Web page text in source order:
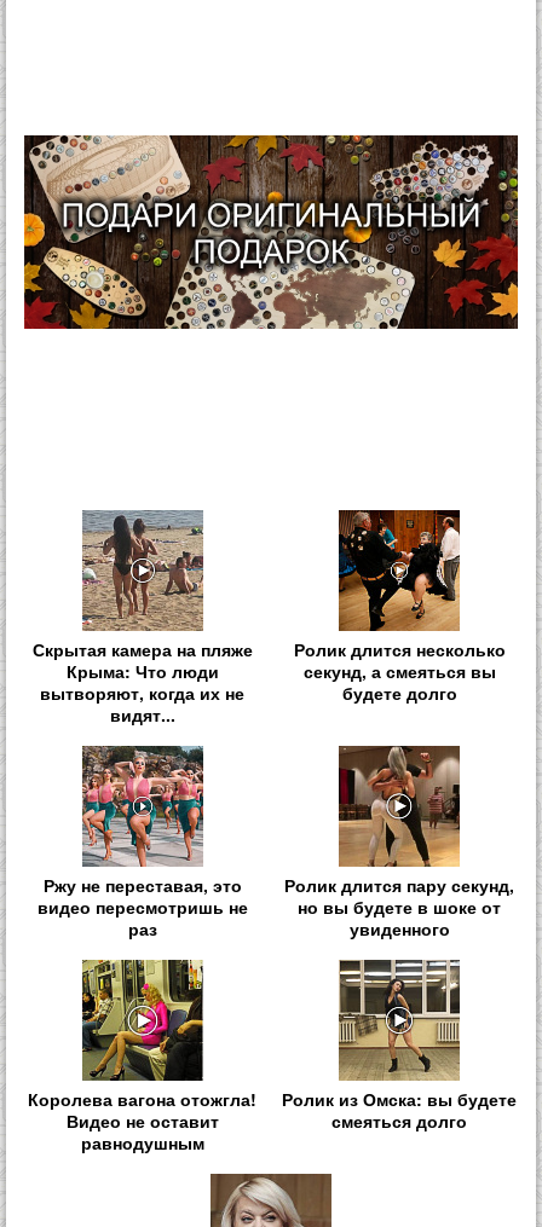
Скрытая камера на пляже
Крыма: Что люди
вытворяют, когда их не
видят...
Ролик длится несколько
секунд, а смеяться вы
будете долго
Ржу не переставая, это
видео пересмотришь не
раз
Ролик длится пару секунд,
но вы будете в шоке от
увиденного
Королева вагона отожгла!
Видео не оставит
равнодушным
Ролик из Омска: вы будете
смеяться долго